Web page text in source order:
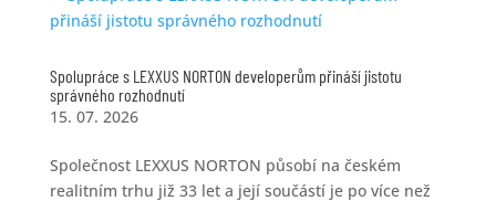
Spolupráce s LEXXUS NORTON developerům přináší jistotu
správného rozhodnutí
15. 07. 2026
Společnost LEXXUS NORTON působí na českém
realitním trhu již 33 let a její součástí je po více než